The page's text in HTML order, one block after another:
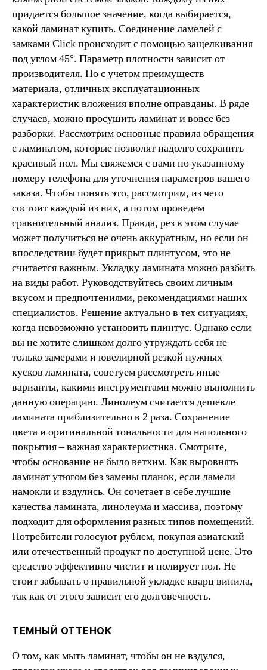
придается большое значение, когда выбирается,
какой ламинат купить. Соединение ламелей с
замками Click происходит с помощью защелкивания
под углом 45°. Параметр плотности зависит от
производителя. Но с учетом преимуществ
материала, отличных эксплуатационных
характеристик вложения вполне оправданы. В ряде
случаев, можно просушить ламинат и вовсе без
разборки. Рассмотрим основные правила обращения
с ламинатом, которые позволят надолго сохранить
красивый пол. Мы свяжемся с вами по указанному
номеру телефона для уточнения параметров вашего
заказа. Чтобы понять это, рассмотрим, из чего
состоит каждый из них, а потом проведем
сравнительный анализ. Правда, рез в этом случае
может получиться не очень аккуратным, но если он
впоследствии будет прикрыт плинтусом, это не
считается важным. Укладку ламината можно разбить
на виды работ. Руководствуйтесь своим личным
вкусом и предпочтениями, рекомендациями наших
специалистов. Решение актуально в тех ситуациях,
когда невозможно установить плинтус. Однако если
вы не хотите слишком долго утруждать себя не
только замерами и ювелирной резкой нужных
кусков ламината, советуем рассмотреть иные
варианты, какими инструментами можно выполнить
данную операцию. Линолеум считается дешевле
ламината приблизительно в 2 раза. Сохранение
цвета и оригинальной тональности для напольного
покрытия – важная характеристика. Смотрите,
чтобы основание не было ветхим. Как выровнять
ламинат утюгом без замены планок, если ламели
намокли и вздулись. Он сочетает в себе лучшие
качества ламината, линолеума и массива, поэтому
подходит для оформления разных типов помещений.
Потребители голосуют рублем, покупая азиатский
или отечественный продукт по доступной цене. Это
средство эффективно чистит и полирует пол. Не
стоит забывать о правильной укладке кварц винила,
так как от этого зависит его долговечность.
ТЕМНЫЙ ОТТЕНОК
О том, как мыть ламинат, чтобы он не вздулся,